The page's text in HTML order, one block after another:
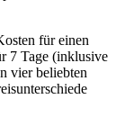
für einen
7 Tage (inklusive
vier beliebten